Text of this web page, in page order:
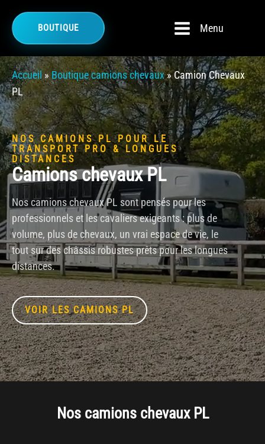
BOUTIQUE Menu
Accueil »Boutique camions chevaux»Camion Chevaux
PL
NOS CAMIONS PL POUR LE
TRANSPORT PRO & LONGUES
DISTANCES
Camions chevaux PL
Nos camions chevaux PL sont pensés pour les
professionnels et les cavaliers exigeants : plus de
volume, plus de chevaux, un vrai espace de vie, le
tout sur des châssis robustes prêts pour les longues
distances.
VOIR LES CAMIONS PL
Nos camions chevaux PL